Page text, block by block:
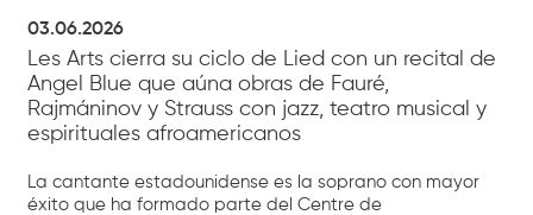
03.06.2026
Les Arts cierra su ciclo de Lied con un recital de
Angel Blue que aúna obras de Fauré,
Rajmáninov y Strauss con jazz, teatro musical y
espirituales afroamericanos
La cantante estadounidense es la soprano con mayor
éxito que ha formado parte del Centre de